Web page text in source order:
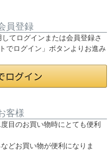
員登録
てログインまたは会員登録さ
でログイン」ボタンよりお進み
客様
目のお買い物時にとても便利
どお買い物が便利になりま